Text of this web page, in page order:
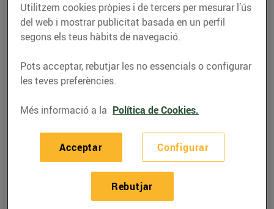
RECEPTES
Recepta de pastís de
xocolata amb figues
Utilitzem cookies pròpies i de tercers per mesurar l’ús
del web i mostrar publicitat basada en un perfil
segons els teus hàbits de navegació.
Pots acceptar, rebutjar les no essencials o configurar
les teves preferències.
Més informació a la Política de Cookies.
Configurar
Rebutjar
Acceptar